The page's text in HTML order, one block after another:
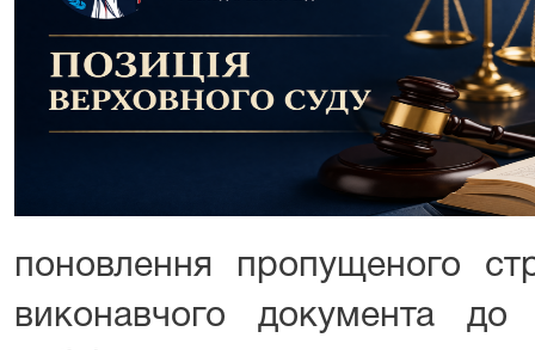
поновлення пропущеного
виконавчого документа